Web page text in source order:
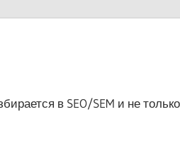
в SEO/SEM и не только